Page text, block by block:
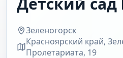
Зеленогорск
Красноярский край,
Пролетариата, 19